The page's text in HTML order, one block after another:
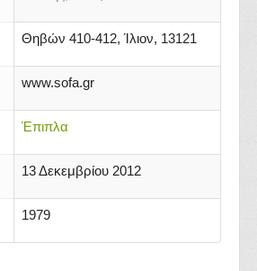
Θηβών 410-412, Ίλιον, 13121
www.sofa.gr
Έπιπλα
13 Δεκεμβρίου 2012
1979